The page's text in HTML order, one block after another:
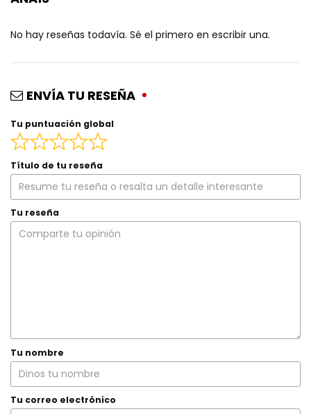
No hay reseñas todavía. Sé el primero en escribir una.
ENVÍA TU RESEÑA
Tu puntuación global
Título de tu reseña
Tu reseña
Tu nombre
Tu correo electrónico